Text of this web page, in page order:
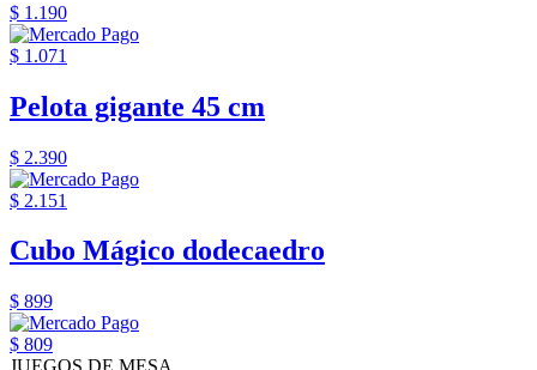
$ 1.190
$ 1.071
Pelota gigante 45 cm
$ 2.390
$ 2.151
Cubo Mágico dodecaedro
$ 899
$ 809